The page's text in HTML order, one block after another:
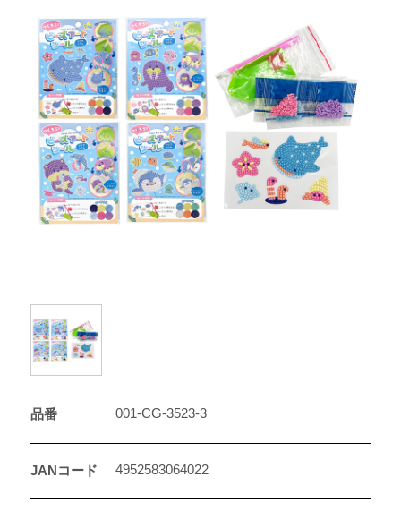
品番 001-CG-3523-3
JANコード 4952583064022